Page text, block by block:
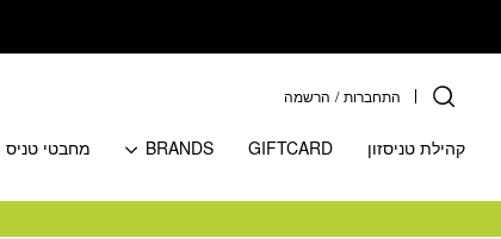
התחברות / הרשמה
קהילת טניסזון GIFTCARD
BRANDS מחבטי טניס